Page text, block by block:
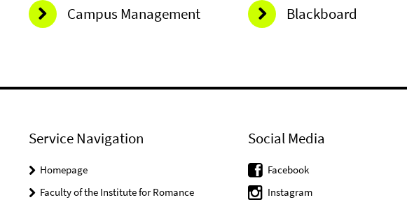
Campus Management Blackboard
Service Navigation
Homepage
Faculty of the Institute for Romance
Social Media
Facebook
Instagram